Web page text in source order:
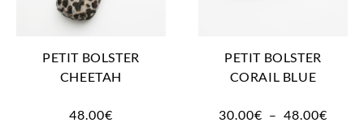
PETIT BOLSTER
CHEETAH
48.00€
PETIT BOLSTER
CORAIL BLUE
30.00€ – 48.00€